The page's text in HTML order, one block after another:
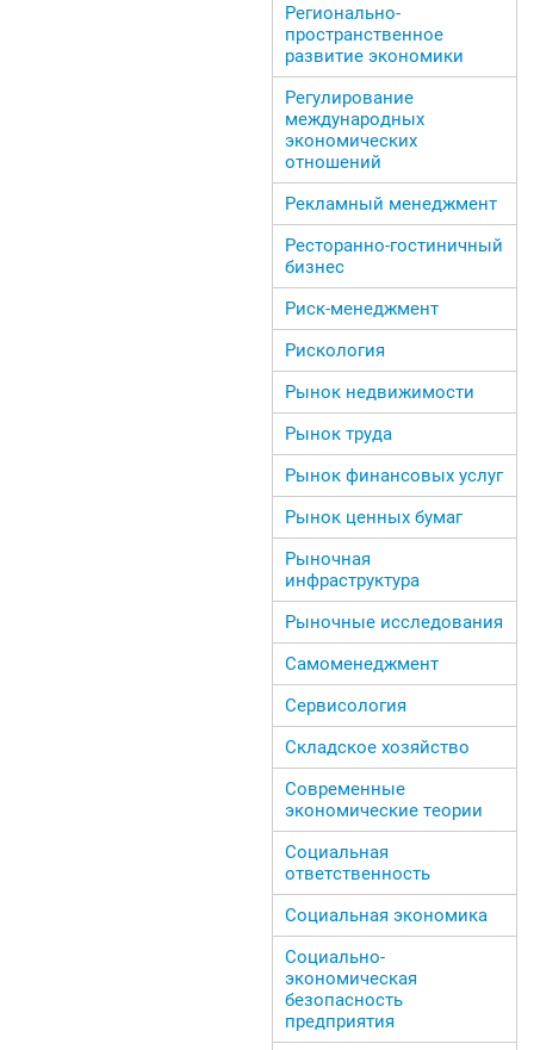
Регионально-
пространственное
развитие экономики
Регулирование
международных
экономических
отношений
Рекламный менеджмент
Ресторанно-гостиничный
бизнес
Риск-менеджмент
Рискология
Рынок недвижимости
Рынок труда
Рынок финансовых услуг
Рынок ценных бумаг
Рыночная
инфраструктура
Рыночные исследования
Самоменеджмент
Сервисология
Складское хозяйство
Современные
экономические теории
Социальная
ответственность
Социальная экономика
Социально-
экономическая
безопасность
предприятия